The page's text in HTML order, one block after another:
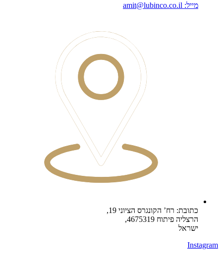
מייל: amit@lubinco.co.il
כתובת: רח’ הקונגרס הציוני 19,
הרצליה פיתוח 4675319,
ישראל
Instagram